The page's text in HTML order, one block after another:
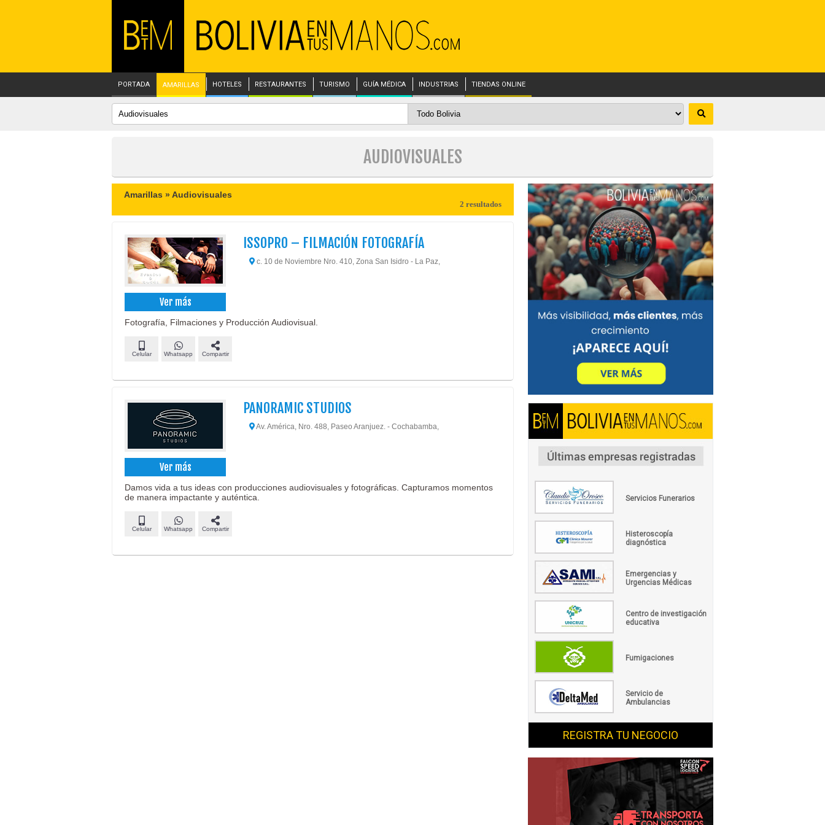
PORTADA AMARILLAS HOTELES RESTAURANTES TURISMO GUÍA MÉDICA INDUSTRIAS TIENDAS ONLINE
AUDIOVISUALES
Amarillas »Audiovisuales
2 resultados
Ver más
ISSOPRO – FILMACIÓN FOTOGRAFÍA
c. 10 de Noviembre Nro. 410, Zona San Isidro - La Paz,
Fotografía, Filmaciones y Producción Audiovisual.
Celular Whatsapp Compartir
Ver más
PANORAMIC STUDIOS
Av. América, Nro. 488, Paseo Aranjuez. - Cochabamba,
Damos vida a tus ideas con producciones audiovisuales y fotográficas. Capturamos momentos
de manera impactante y auténtica.
Celular Whatsapp Compartir
Servicios Funerarios
Histeroscopía
diagnóstica
Emergencias y
Urgencias Médicas
Centro de investigación
educativa
Fumigaciones
Servicio de
Ambulancias
REGISTRA TU NEGOCIO